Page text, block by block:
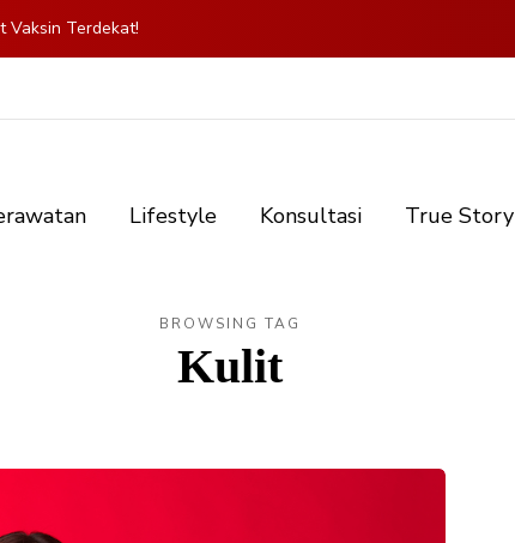
Vaksin Terdekat!
Lifestyle Konsultasi True Story
BROWSING TAG
Kulit